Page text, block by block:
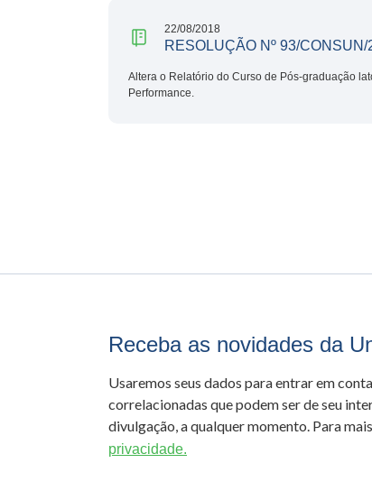
22/08/2018
RESOLUÇÃO Nº 93/CONSUN/
Altera o Relatório do Curso de Pós-graduação
Performance.
Receba as novidades da
Usaremos seus dados para entrar em
correlacionadas que podem ser de seu
divulgação, a qualquer momento. Para
privacidade.